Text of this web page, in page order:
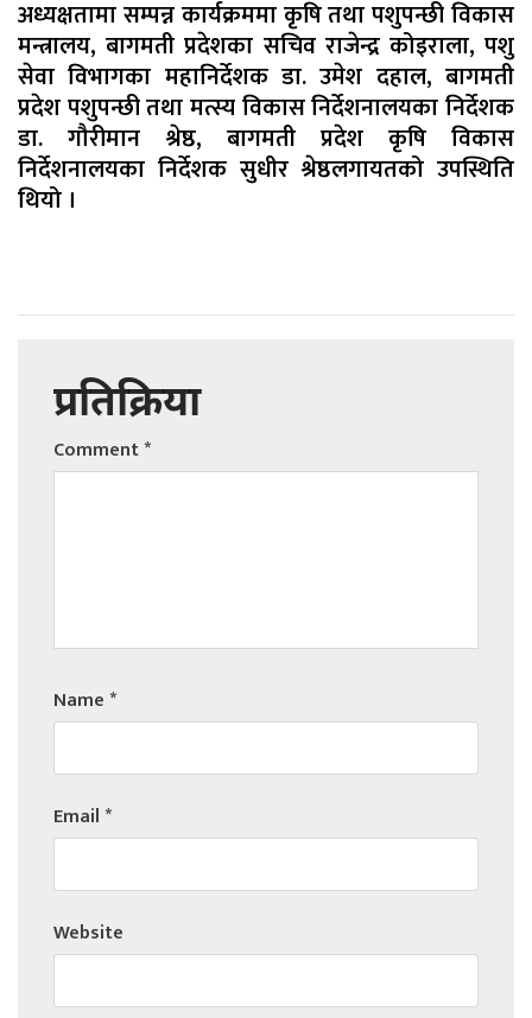
अध्यक्षतामा सम्पन्न कार्यक्रममा कृषि तथा पशुपन्छी विकास
मन्त्रालय, बागमती प्रदेशका सचिव राजेन्द्र कोइराला, पशु
सेवा विभागका महानिर्देशक डा. उमेश दहाल, बागमती
प्रदेश पशुपन्छी तथा मत्स्य विकास निर्देशनालयका निर्देशक
डा. गौरीमान श्रेष्ठ, बागमती प्रदेश कृषि विकास
निर्देशनालयका निर्देशक सुधीर श्रेष्ठलगायतको उपस्थिति
थियो ।
प्रतिक्रिया
Comment*
Name*
Email*
Website